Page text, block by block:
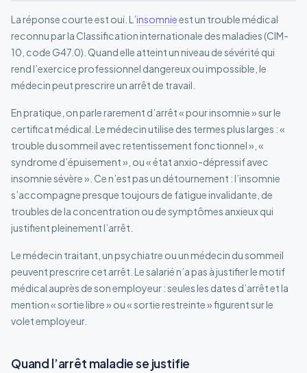
La réponse courte est oui. L’insomnieest un trouble médical
reconnu par la Classification internationale des maladies (CIM-
10, code G47.0). Quand elle atteint un niveau de sévérité qui
rend l’exercice professionnel dangereux ou impossible, le
médecin peut prescrire un arrêt de travail.
En pratique, on parle rarement d’arrêt « pour insomnie » sur le
certificat médical. Le médecin utilise des termes plus larges : «
trouble du sommeil avec retentissement fonctionnel », «
syndrome d’épuisement », ou « état anxio-dépressif avec
insomnie sévère ». Ce n’est pas un détournement : l’insomnie
s’accompagne presque toujours de fatigue invalidante, de
troubles de la concentration ou de symptômes anxieux qui
justifient pleinement l’arrêt.
Le médecin traitant, un psychiatre ou un médecin du sommeil
peuvent prescrire cet arrêt. Le salarié n’a pas à justifier le motif
médical auprès de son employeur : seules les dates d’arrêt et la
mention « sortie libre » ou « sortie restreinte » figurent sur le
volet employeur.
Quand l’arrêt maladie se justifie